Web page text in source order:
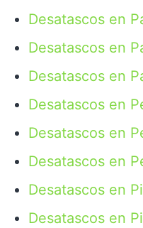
Desatascos en
Desatascos en
Desatascos en
Desatascos en
Desatascos en
Desatascos en
Desatascos en
Desatascos en